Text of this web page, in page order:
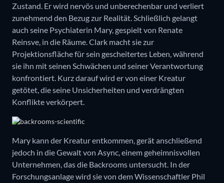
Zustand. Er wird nervös und unberechenbar und verliert
zunehmend den Bezug zur Realität. Schließlich gelangt
auch seine Psychiaterin Mary, gespielt von Renate
Reinsve, in die Räume. Clark macht sie zur
Projektionsfläche für sein gescheitertes Leben, während
sie ihn mit seinen Schwächen und seiner Verantwortung
konfrontiert. Kurz darauf wird er von einer Kreatur
getötet, die seine Unsicherheiten und verdrängten
Konflikte verkörpert.
Mary kann der Kreatur entkommen, gerät anschließend
jedoch in die Gewalt von Async, einem geheimnisvollen
Unternehmen, das die Backrooms untersucht. In der
Forschungsanlage wird sie von dem Wissenschaftler Phil